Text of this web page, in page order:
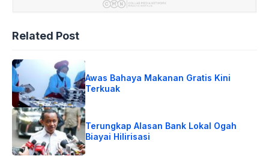
Related Post
Awas Bahaya Makanan Gratis Kini
Terkuak
Terungkap Alasan Bank Lokal Ogah
Biayai Hilirisasi